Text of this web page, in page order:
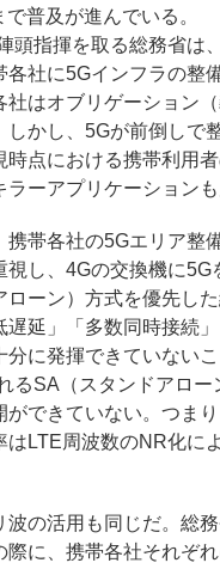
普及が進んでいる。
頭指揮を取る総務省は
各社に5Gインフラの整
社はオブリゲーション
しかし、5Gが前倒しで
時点における携帯利用
ラーアプリケーションも
帯各社の5Gエリア整
視し、4Gの交換機に5G
ローン）方式を優先し
遅延」「多数同時接続
分に発揮できていない
るSA（スタンドアロー
ができていない。つま
はLTE周波数のNR化に
の活用も同じだ。総
際に、携帯各社それぞ